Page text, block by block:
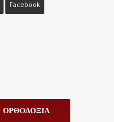
Facebook
ΟΡΘΟΔΟΞΙΑ